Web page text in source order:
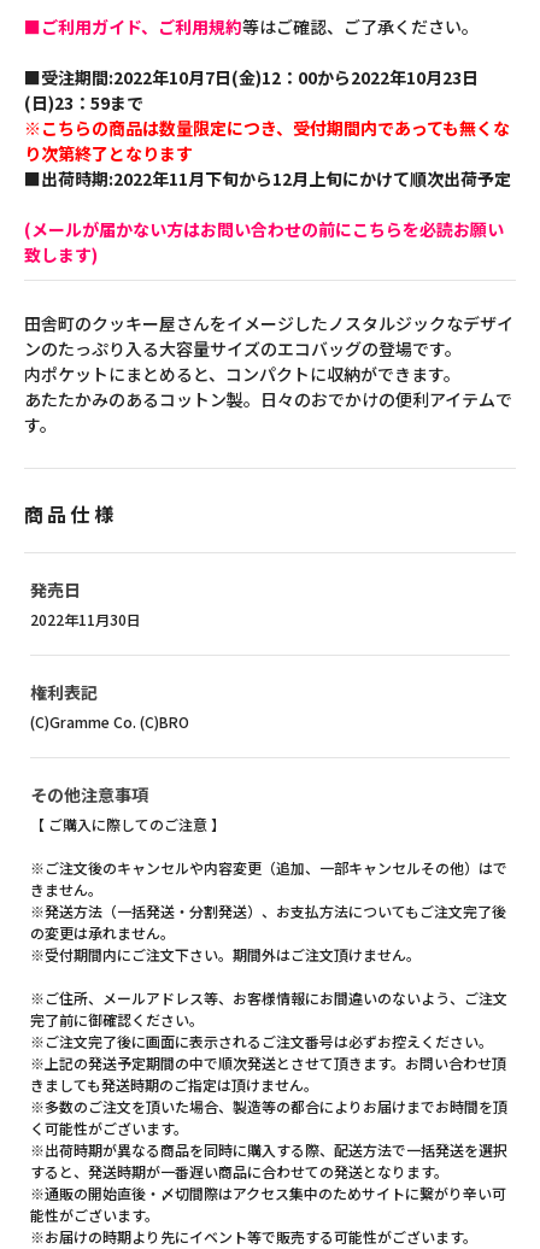
■ご利用ガイド、ご利用規約等はご確認、ご了承ください。
■受注期間:2022年10月7日(金)12：00から2022年10月23日
(日)23：59まで
※こちらの商品は数量限定につき、受付期間内であっても無くな
り次第終了となります
■出荷時期:2022年11月下旬から12月上旬にかけて順次出荷予定
(メールが届かない方はお問い合わせの前にこちらを必読お願い
致します)
田舎町のクッキー屋さんをイメージしたノスタルジックなデザイ
ンのたっぷり入る大容量サイズのエコバッグの登場です。
内ポケットにまとめると、コンパクトに収納ができます。
あたたかみのあるコットン製。日々のおでかけの便利アイテムで
す。
商品仕様
発売日
2022年11月30日
権利表記
(C)Gramme Co. (C)BRO
その他注意事項
【 ご購入に際してのご注意 】
※ご注文後のキャンセルや内容変更（追加、一部キャンセルその他）はで
きません。
※発送方法（一括発送・分割発送）、お支払方法についてもご注文完了後
の変更は承れません。
※受付期間内にご注文下さい。期間外はご注文頂けません。
※ご住所、メールアドレス等、お客様情報にお間違いのないよう、ご注文
完了前に御確認ください。
※ご注文完了後に画面に表示されるご注文番号は必ずお控えください。
※上記の発送予定期間の中で順次発送とさせて頂きます。お問い合わせ頂
きましても発送時期のご指定は頂けません。
※多数のご注文を頂いた場合、製造等の都合によりお届けまでお時間を頂
く可能性がございます。
※出荷時期が異なる商品を同時に購入する際、配送方法で一括発送を選択
すると、発送時期が一番遅い商品に合わせての発送となります。
※通販の開始直後・〆切間際はアクセス集中のためサイトに繋がり辛い可
能性がございます。
※お届けの時期より先にイベント等で販売する可能性がございます。